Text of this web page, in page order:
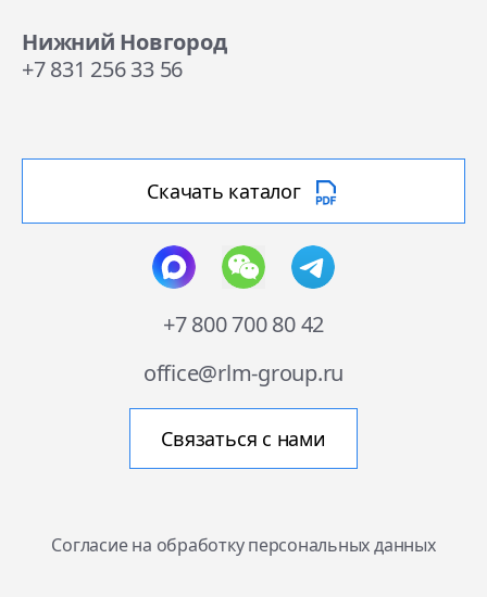
Нижний Новгород
+7 831 256 33 56
Скачать каталог
+7 800 700 80 42
office@rlm-group.ru
Связаться с нами
Согласие на обработку персональных данных